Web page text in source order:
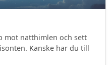
mot natthimlen och sett
Kanske har du till